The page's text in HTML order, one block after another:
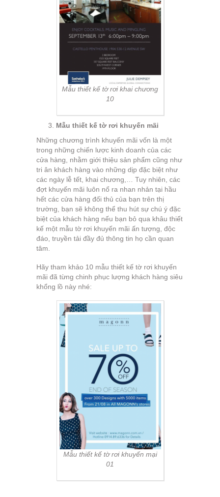
Mẫu thiết kế tờ rơi khai chương
10
Mẫu thiết kế tờ rơi khuyến mãi
Những chương trình khuyến mãi vốn là một
trong những chiến lược kinh doanh của các
cửa hàng, nhằm giới thiệu sản phẩm cũng như
tri ân khách hàng vào những dịp đặc biệt như
các ngày lễ tết, khai chương,… Tuy nhiên, các
đợt khuyến mãi luôn nổ ra nhan nhản tại hầu
hết các cửa hàng đối thủ của bạn trên thị
trường, bạn sẽ không thể thu hút sự chú ý đặc
biệt của khách hàng nếu bạn bỏ qua khâu thiết
kế một mẫu tờ rơi khuyến mãi ấn tượng, độc
đáo, truyền tải đầy đủ thông tin họ cần quan
tâm.
Hãy tham khảo 10 mẫu thiết kế tờ rơi khuyến
mãi đã từng chinh phục lượng khách hàng siêu
khổng lồ này nhé:
Mẫu thiết kế tờ rơi khuyến mại
01